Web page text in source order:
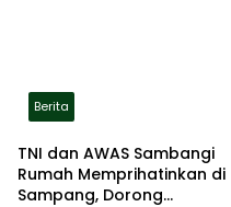
Berita
TNI dan AWAS Sambangi
Rumah Memprihatinkan di
Sampang, Dorong